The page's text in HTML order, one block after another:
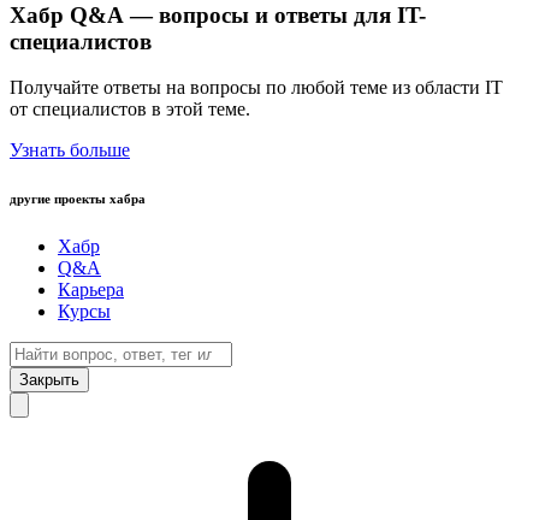
Хабр Q&A — вопросы и ответы для IT-
специалистов
Получайте ответы на вопросы по любой теме из области IT
от специалистов в этой теме.
Узнать больше
другие проекты хабра
Хабр
Q&A
Карьера
Курсы
Закрыть